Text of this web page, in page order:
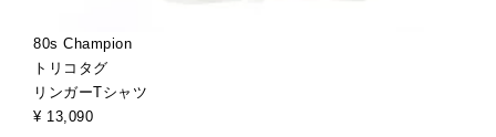
80s Champion
トリコタグ
リンガーTシャツ
¥ 13,090